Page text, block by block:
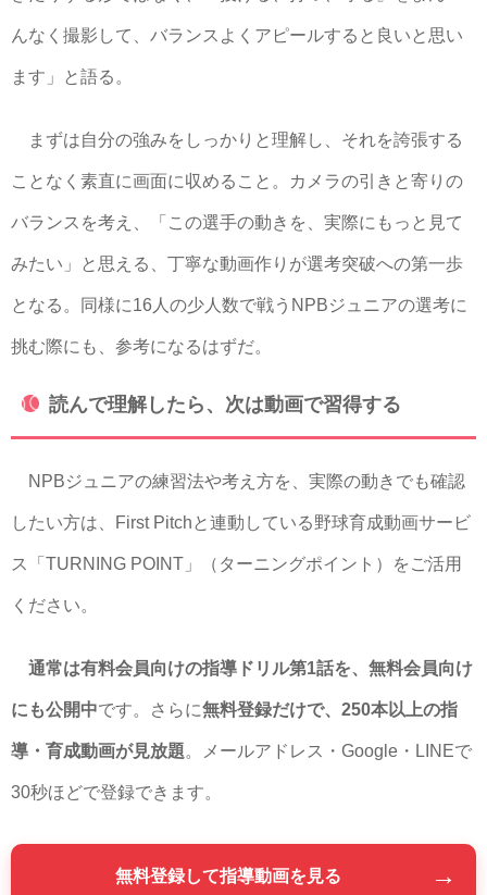
んなく撮影して、バランスよくアピールすると良いと思い
ます」と語る。
まずは自分の強みをしっかりと理解し、それを誇張する
ことなく素直に画面に収めること。カメラの引きと寄りの
バランスを考え、「この選手の動きを、実際にもっと見て
みたい」と思える、丁寧な動画作りが選考突破への第一歩
となる。同様に16人の少人数で戦うNPBジュニアの選考に
挑む際にも、参考になるはずだ。
読んで理解したら、次は動画で習得する
NPBジュニアの練習法や考え方を、実際の動きでも確認
したい方は、First Pitchと連動している野球育成動画サービ
ス「TURNING POINT」（ターニングポイント）をご活用
ください。
通常は有料会員向けの指導ドリル第1話を、無料会員向け
にも公開中です。さらに無料登録だけで、250本以上の指
導・育成動画が見放題。メールアドレス・Google・LINEで
30秒ほどで登録できます。
無料登録して指導動画を見る →